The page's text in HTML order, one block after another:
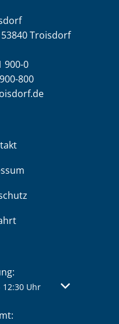
Troisdorf
900-0
800
oder
12:30Uhr Von 07:30